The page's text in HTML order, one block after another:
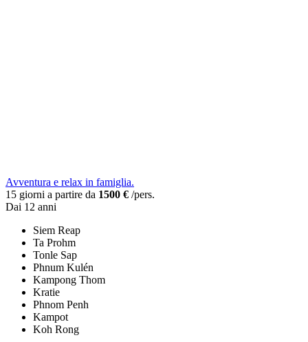
Avventura e relax in famiglia.
15 giorni a partire da 1500 € /pers.
Dai 12 anni
Siem Reap
Ta Prohm
Tonle Sap
Phnum Kulén
Kampong Thom
Kratie
Phnom Penh
Kampot
Koh Rong